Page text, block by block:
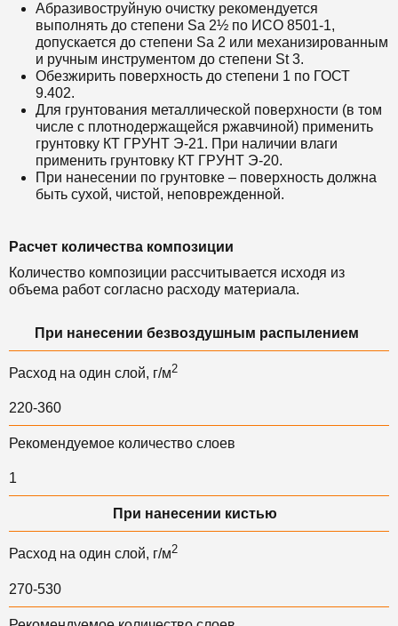
Абразивоструйную очистку рекомендуется
выполнять до степени Sa 2½ по ИСО 8501-1,
допускается до степени Sa 2 или механизированным
и ручным инструментом до степени St 3.
Обезжирить поверхность до степени 1 по ГОСТ
9.402.
Для грунтования металлической поверхности (в том
числе с плотнодержащейся ржавчиной) применить
грунтовку КТ ГРУНТ Э-21. При наличии влаги
применить грунтовку КТ ГРУНТ Э-20.
При нанесении по грунтовке – поверхность должна
быть сухой, чистой, неповрежденной.
Расчет количества композиции
Количество композиции рассчитывается исходя из
объема работ согласно расходу материала.
При нанесении безвоздушным распылением
Расход на один слой, г/м2
220-360
Рекомендуемое количество слоев
1
При нанесении кистью
Расход на один слой, г/м2
270-530